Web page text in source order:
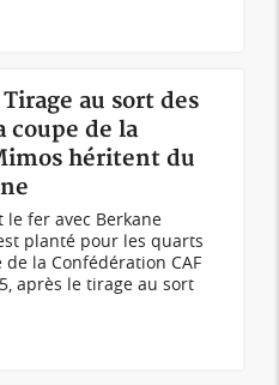
au sort des
coupe de la
héritent du
le fer avec Berkane
planté pour les quarts
la Confédération CAF
après le tirage au sort